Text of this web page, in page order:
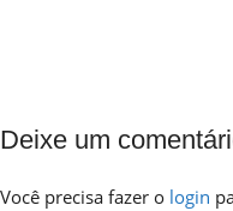
Deixe um
Você precisa fazer o login